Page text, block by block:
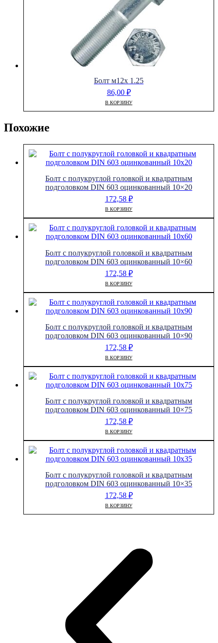
Болт м12х 1.25
86,00 ₽
В КОРЗИНУ
Похожие
Болт с полукруглой головкой и квадратным
подголовком DIN 603 оцинкованный 10×20
172,58 ₽
В КОРЗИНУ
Болт с полукруглой головкой и квадратным
подголовком DIN 603 оцинкованный 10×60
172,58 ₽
В КОРЗИНУ
Болт с полукруглой головкой и квадратным
подголовком DIN 603 оцинкованный 10×90
172,58 ₽
В КОРЗИНУ
Болт с полукруглой головкой и квадратным
подголовком DIN 603 оцинкованный 10×75
172,58 ₽
В КОРЗИНУ
Болт с полукруглой головкой и квадратным
подголовком DIN 603 оцинкованный 10×35
172,58 ₽
В КОРЗИНУ